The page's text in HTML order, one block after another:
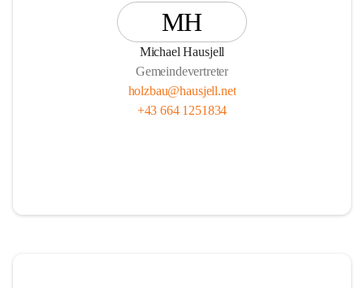
MH
Michael Hausjell
Gemeindevertreter
holzbau@hausjell.net
+43 664 1251834